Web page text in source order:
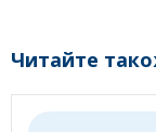
Читайте